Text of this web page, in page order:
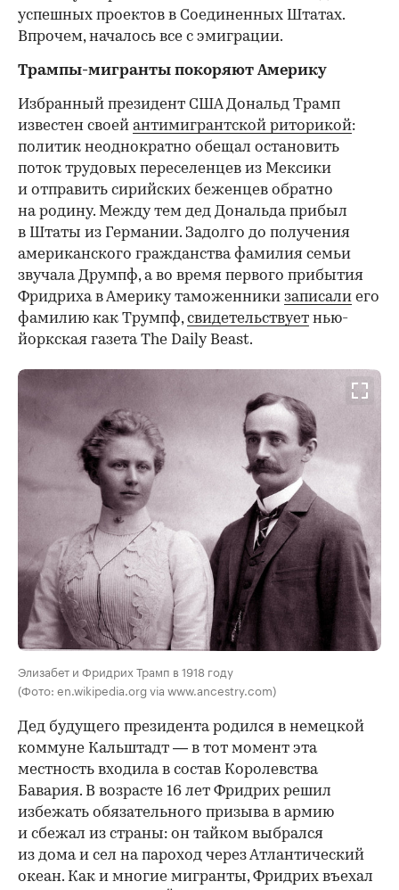
успешных проектов в Соединенных Штатах.
Впрочем, началось все с эмиграции.
Трампы-мигранты покоряют Америку
Избранный президент США Дональд Трамп
известен своей антимигрантской риторикой:
политик неоднократно обещал остановить
поток трудовых переселенцев из Мексики
и отправить сирийских беженцев обратно
на родину. Между тем дед Дональда прибыл
в Штаты из Германии. Задолго до получения
американского гражданства фамилия семьи
звучала Друмпф, а во время первого прибытия
Фридриха в Америку таможенники записали его
фамилию как Трумпф,свидетельствует нью-
йоркская газета The Daily Beast.
Элизабет и Фридрих Трамп в 1918 году
(Фото: en.wikipedia.org via www.ancestry.com)
Дед будущего президента родился в немецкой
коммуне Кальштадт — в тот момент эта
местность входила в состав Королевства
Бавария. В возрасте 16 лет Фридрих решил
избежать обязательного призыва в армию
и сбежал из страны: он тайком выбрался
из дома и сел на пароход через Атлантический
океан. Как и многие мигранты, Фридрих въехал